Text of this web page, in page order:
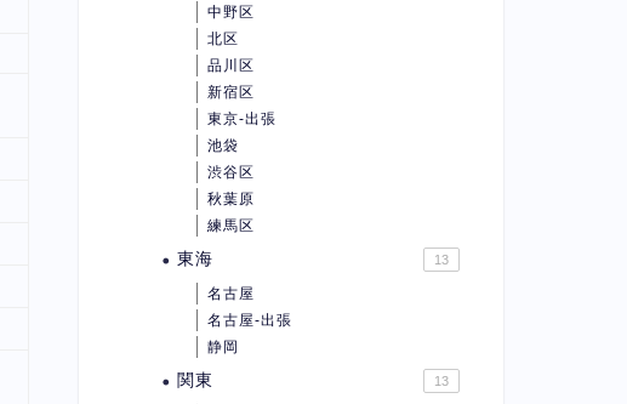
中野区
北区
品川区
新宿区
東京-出張
池袋
渋谷区
秋葉原
練馬区
東海 13
名古屋
名古屋-出張
静岡
関東 13